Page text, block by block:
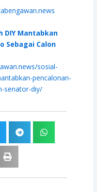
DIY Mantabkan
Sebagai Calon
sosial-
pencalonan-
senator-diy/